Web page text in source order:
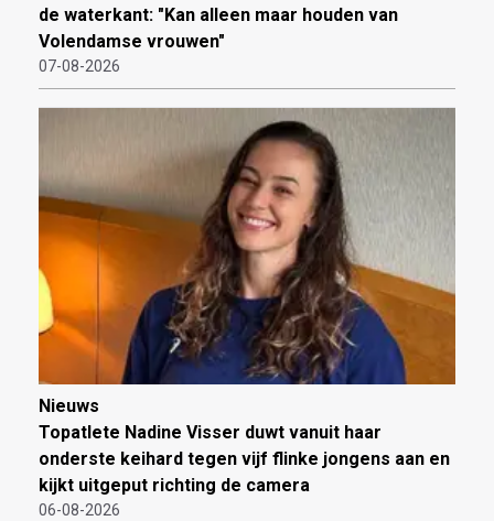
de waterkant: "Kan alleen maar houden van
Volendamse vrouwen"
07-08-2026
Nieuws
Topatlete Nadine Visser duwt vanuit haar
onderste keihard tegen vijf flinke jongens aan en
kijkt uitgeput richting de camera
06-08-2026